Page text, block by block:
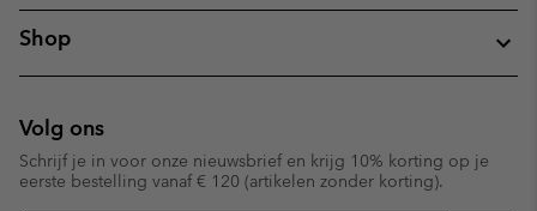
Shop
Volg ons
Schrijf je in voor onze nieuwsbrief en krijg 10% korting op je
eerste bestelling vanaf € 120 (artikelen zonder korting).